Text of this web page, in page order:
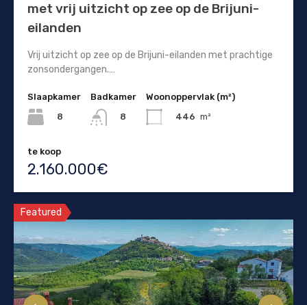
met vrij uitzicht op zee op de Brijuni-
eilanden
Vrij uitzicht op zee op de Brijuni-eilanden met prachtige
zonsondergangen.…
Slaapkamer
8
Badkamer
8
Woonoppervlak (m²)
446 m²
te koop
2.160.000€
Featured